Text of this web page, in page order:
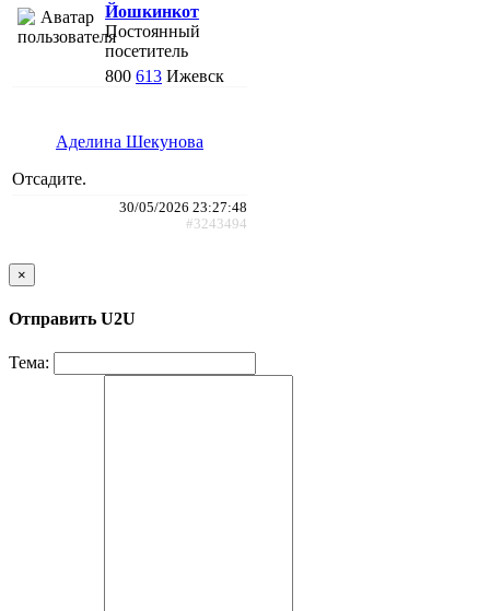
Йошкинкот
Постоянный
посетитель
800 613 Ижевск
Аделина Шекунова
Отсадите.
30/05/2026 23:27:48
#3243494
×
Отправить U2U
Тема: